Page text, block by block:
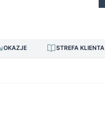
OKAZJE STREFA KLIENTA